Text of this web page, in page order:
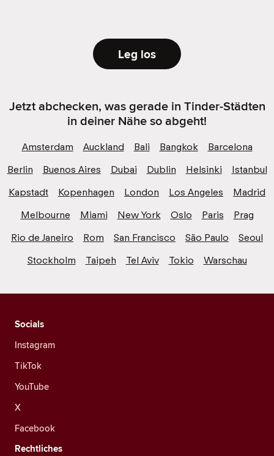
Leg los
Jetzt abchecken, was gerade in Tinder-Städten
in deiner Nähe so abgeht!
Amsterdam Auckland Bali Bangkok
Barcelona
Berlin
Buenos Aires Dubai Dublin Helsinki
Istanbul
Kapstadt
Kopenhagen London Los Angeles
Madrid
Melbourne
Miami New York Oslo Paris
Prag
Rio de Janeiro
Rom San Francisco São Paulo
Seoul
Stockholm
Taipeh Tel Aviv Tokio Warschau
Socials
Instagram
TikTok
YouTube
X
Facebook
Rechtliches